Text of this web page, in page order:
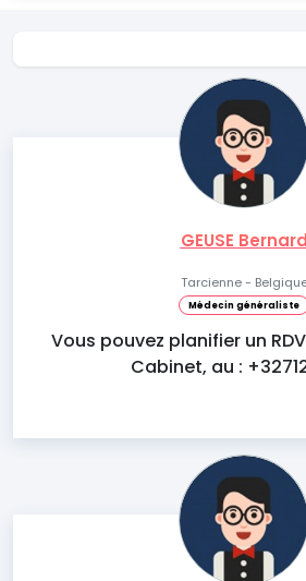
GEUSE Bernard
Tarcienne -
Médecin généraliste
Vous pouvez planifier un
Cabinet, au :